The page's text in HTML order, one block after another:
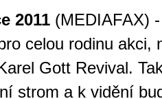
2011 (MEDIAFAX)
celou rodinu akci,
Gott Revival.
strom a k vidění
Brno je
zajímavé
restaurace,
místem, kde si